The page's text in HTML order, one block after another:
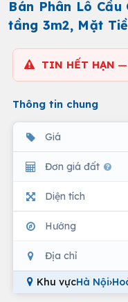
Bán Phân Lô
tầng 3m2, Mặt
TIN HẾT HẠN —
Thông tin chung
Giá
Đơn giá đất
Diện tích
Hướng
Địa chỉ
Khu vựcHà Nội›